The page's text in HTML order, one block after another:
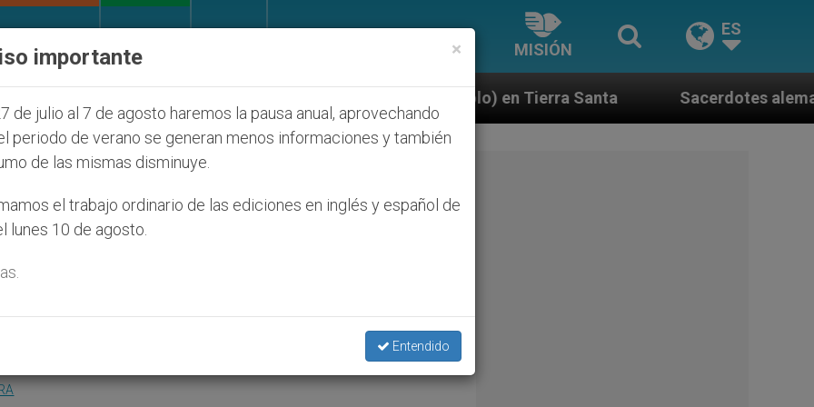
MISIÓN
ES
judíos que afecta a cristianos (y no sólo) en Tierra Santa Sacerdotes alemanes fieles al Papa
de la primera
en Asia
la iglesia del monasterio en Filipinas
×
importante
de julio al 7 de agosto haremos la pausa anual, aprovechando
periodo de verano se generan menos informaciones y también
de las mismas disminuye.
el trabajo ordinario de las ediciones en inglés y español de
lunes 10 de agosto.
Entendido